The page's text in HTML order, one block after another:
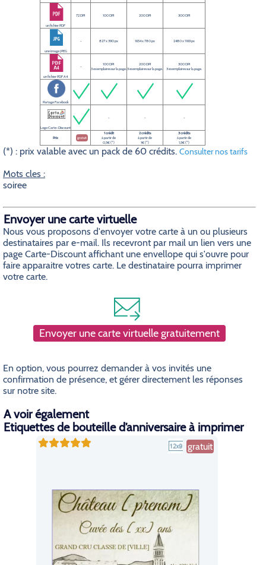
un fichier PDF
72 DPI 100 DPI 200 DPI 300 DPI
une image JPEG
- 827 x 390 px 1654 x 780 px 2480 x 1169 px
un fichier PDF A4
-
100 DPI
3 exemplaires sur la page.
200 DPI
3 exemplaires sur la page.
300 DPI
3 exemplaires sur la page.
Partage Facebook
Logo Carte-Discount
- - -
Prix gratuit
1 crédit
à partir de
0,5€ (*)
2 crédits
à partir de
1€ (*)
3 crédits
à partir de
1,5€ (*)
(*) : prix valable avec un pack de 60 crédits. Consulter nos tarifs
Mots cles :
soiree
Envoyer une carte virtuelle
Nous vous proposons d'envoyer votre carte à un ou plusieurs
destinataires par e-mail. Ils recevront par mail un lien vers une
page Carte-Discount affichant une envellope qui s'ouvre pour
faire apparaitre votres carte. Le destinataire pourra imprimer
votre carte.
Envoyer une carte virtuelle gratuitement
En option, vous pourrez demander à vos invités une
confirmation de présence, et gérer directement les réponses
sur notre site.
A voir également
Etiquettes de bouteille d’anniversaire à imprimer
gratuit